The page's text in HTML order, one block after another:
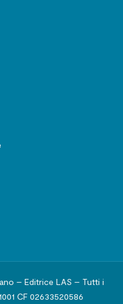
– Editrice LAS – Tutti i
CF 02633520586